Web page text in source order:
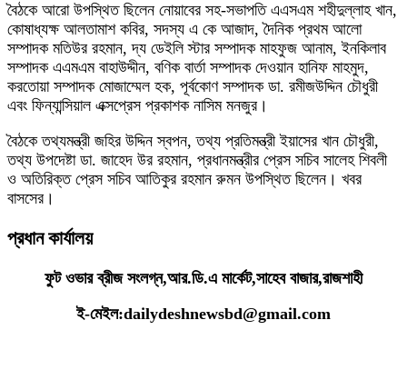
বৈঠকে আরো উপস্থিত ছিলেন নোয়াবের সহ-সভাপতি এএসএম শহীদুল্লাহ খান,
কোষাধ্যক্ষ আলতামাশ কবির, সদস্য এ কে আজাদ, দৈনিক প্রথম আলো
সম্পাদক মতিউর রহমান, দ্য ডেইলি স্টার সম্পাদক মাহফুজ আনাম, ইনকিলাব
সম্পাদক এএমএম বাহাউদ্দীন, বণিক বার্তা সম্পাদক দেওয়ান হানিফ মাহমুদ,
করতোয়া সম্পাদক মোজাম্মেল হক, পূর্বকোণ সম্পাদক ডা. রমীজউদ্দিন চৌধুরী
এবং ফিন্যান্সিয়াল এক্সপ্রেস প্রকাশক নাসিম মনজুর।
বৈঠকে তথ্যমন্ত্রী জহির উদ্দিন স্বপন, তথ্য প্রতিমন্ত্রী ইয়াসের খান চৌধুরী,
তথ্য উপদেষ্টা ডা. জাহেদ উর রহমান, প্রধানমন্ত্রীর প্রেস সচিব সালেহ শিবলী
ও অতিরিক্ত প্রেস সচিব আতিকুর রহমান রুমন উপস্থিত ছিলেন। খবর
বাসসের।
প্রধান কার্যালয়
ফুট ওভার ব্রীজ সংলগ্ন,আর.ডি.এ মার্কেট,সাহেব বাজার,রাজশাহী
ই-মেইল:dailydeshnewsbd@gmail.com